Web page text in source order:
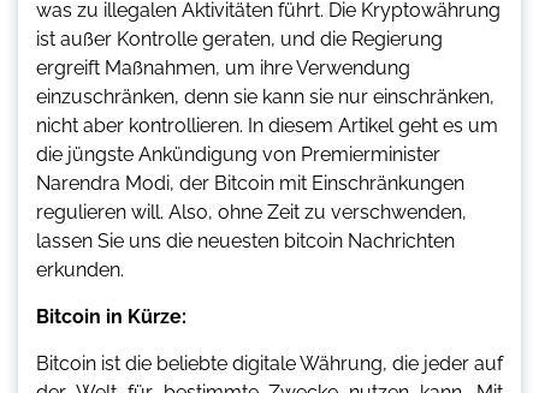
was zu illegalen Aktivitäten führt. Die Kryptowährung
ist außer Kontrolle geraten, und die Regierung
ergreift Maßnahmen, um ihre Verwendung
einzuschränken, denn sie kann sie nur einschränken,
nicht aber kontrollieren. In diesem Artikel geht es um
die jüngste Ankündigung von Premierminister
Narendra Modi, der Bitcoin mit Einschränkungen
regulieren will. Also, ohne Zeit zu verschwenden,
lassen Sie uns die neuesten bitcoin Nachrichten
erkunden.
Bitcoin in Kürze:
Bitcoin ist die beliebte digitale Währung, die jeder auf